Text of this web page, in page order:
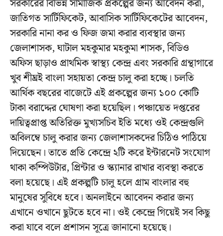
সরকারের বিভিন্ন সামাজিক প্রকল্পের জন্য আবেদন করা,
জাতিগত সার্টিফিকেট, আবাসিক সার্টিফিকেটের আবেদন,
সরকারি নানা কর ও ফিজ জমা করার ব্যবস্থার জন্য
জেলাশাসক, ঘাটাল মহকুমার মহকুমা শাসক, বিডিও
অফিস ছাড়াও প্রাথমিক স্বাস্থ্য কেন্দ্র এবং সরকারি গ্রন্থাগারে
খুব শীঘ্রই বাংলা সহায়তা কেন্দ্র চালু করা হচ্ছে। চলতি
আর্থিক বছরের বাজেটে এই প্রকল্পের জন্য ১০০ কোটি
টাকা বরাদ্দের ঘোষণা করা হয়েছিল। পঞ্চায়েত দপ্তরের
দায়িত্বপ্রাপ্ত অতিরিক্ত মুখ্যসচিব ইতি মধ্যে ওই কেন্দ্রগুলি
অবিলম্বে চালু করার জন্য জেলাশাসকদের চিঠিও পাঠিয়ে
দিয়েছেন। তাতে প্রতি কেন্দ্রে ২টি করে ইন্টারনেট সংযোগ
থাকা কম্পিউটার, প্রিন্টার ও স্ক্যানার রাখার ব্যবস্থা করতে
বলা হয়েছে। এই প্রকল্পটি চালু হলে গ্রাম বাংলার বহু
মানুষের সুবিধে হবে। অনলাইনে আবেদন করার জন্য
এখানে ওখানে ছুটতে হবে না। ওই কেন্দ্রে গিয়েই সব কিছু
করা যাবে বলে প্রশাসন সূত্রে জানানো হয়েছে।